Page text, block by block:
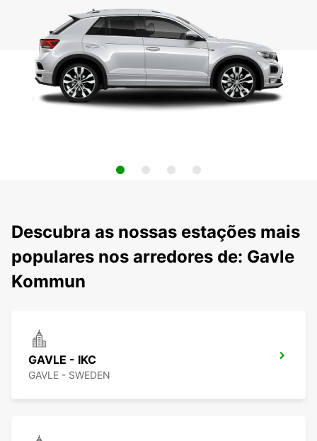
Descubra as nossas estações mais
populares nos arredores de: Gavle
Kommun
GAVLE - IKC
GAVLE - SWEDEN